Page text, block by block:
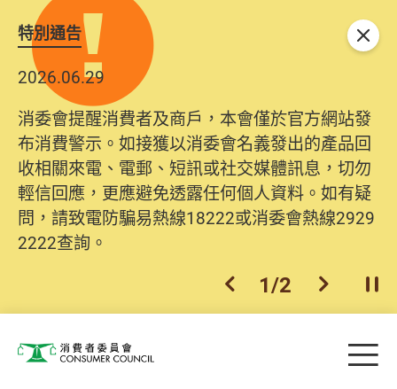
特別通告
2026.06.29
消委會提醒消費者及商戶，本會僅於官方網站發
布消費警示。如接獲以消委會名義發出的產品回
收相關來電、電郵、短訊或社交媒體訊息，切勿
輕信回應，更應避免透露任何個人資料。如有疑
問，請致電防騙易熱線18222或消委會熱線2929
2222查詢。
上一個
1/2 下一個開
關閉
消費者委員會 目